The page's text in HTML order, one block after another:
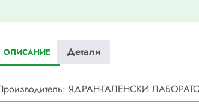
ОПИСАНИЕ Детали
ЯДРАН-ГАЛЕНСКИ